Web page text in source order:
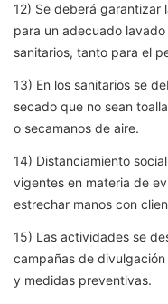
12) Se deberá garantizar
para un adecuado
sanitarios, tanto para el
13) En los sanitarios se
secado que no sean
o secamanos de aire.
14) Distanciamiento
vigentes en materia de
estrechar manos con
15) Las actividades se
campañas de
y medidas preventivas.